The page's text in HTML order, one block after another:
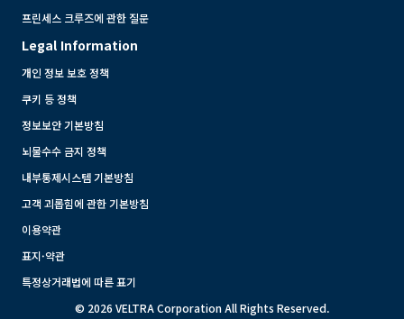
프린세스 크루즈에 관한 질문
Legal Information
개인 정보 보호 정책
쿠키 등 정책
정보보안 기본방침
뇌물수수 금지 정책
내부통제시스템 기본방침
고객 괴롭힘에 관한 기본방침
이용약관
표지·약관
특정상거래법에 따른 표기
© 2026 VELTRA Corporation All Rights Reserved.